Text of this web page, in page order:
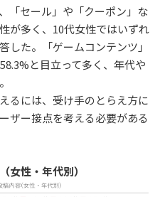
「セール」や「クーポン」な
が多く、10代女性ではいずれ
した。「ゲームコンテンツ」
と目立って多く、年代や
るには、受け手のとらえ方に
ザー接点を考える必要がある
性・年代別）